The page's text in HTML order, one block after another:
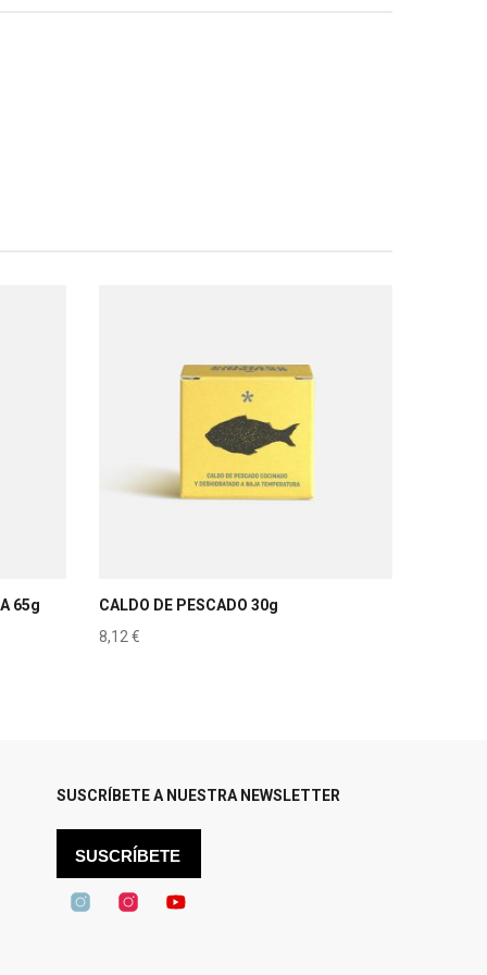
65g
CALDO DE PESCADO 30g
8,12 €
SUSCRÍBETE A NUESTRA NEWSLETTER
SUSCRÍBETE